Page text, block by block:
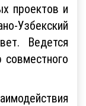
проектов и
Узбекский
Ведется